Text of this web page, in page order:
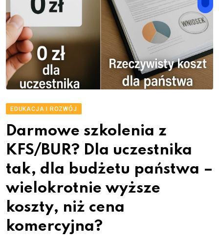
EDUKACJA I ROZWÓJ
Darmowe szkolenia z
KFS/BUR? Dla uczestnika
tak, dla budżetu państwa –
wielokrotnie wyższe
koszty, niż cena
komercyjna?